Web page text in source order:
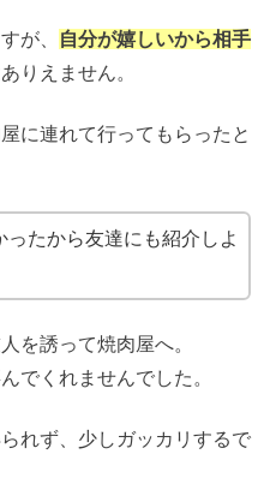
が、
自分が嬉しいから相手
りえません。
に連れて行ってもらったと
ったから友達にも紹介しよ
を誘って焼肉屋へ。
でくれませんでした。
れず、少しガッカリするで